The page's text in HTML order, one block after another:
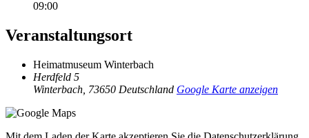
09:00
Veranstaltungsort
Heimatmuseum Winterbach
Herdfeld 5
Winterbach 73650 Deutschland Google Karte anzeigen